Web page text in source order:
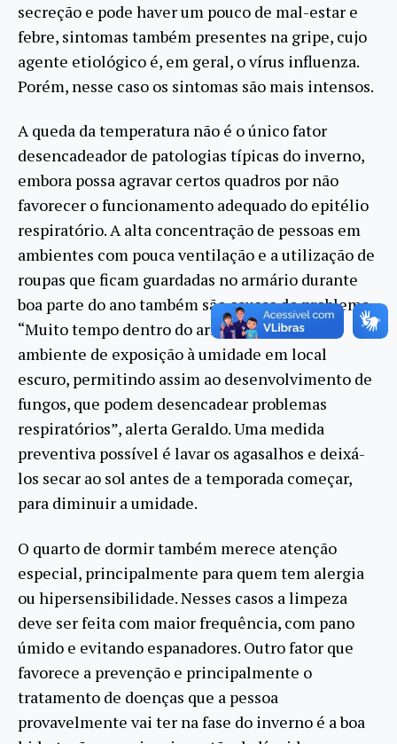
secreção e pode haver um pouco de mal-estar e
febre, sintomas também presentes na gripe, cujo
agente etiológico é, em geral, o vírus influenza.
Porém, nesse caso os sintomas são mais intensos.
A queda da temperatura não é o único fator
desencadeador de patologias típicas do inverno,
embora possa agravar certos quadros por não
favorecer o funcionamento adequado do epitélio
respiratório. A alta concentração de pessoas em
ambientes com pouca ventilação e a utilização de
roupas que ficam guardadas no armário durante
boa parte do ano também são causas do problema.
“Muito tempo dentro do armário propicia um
ambiente de exposição à umidade em local
escuro, permitindo assim ao desenvolvimento de
fungos, que podem desencadear problemas
respiratórios”, alerta Geraldo. Uma medida
preventiva possível é lavar os agasalhos e deixá-
los secar ao sol antes de a temporada começar,
para diminuir a umidade.
O quarto de dormir também merece atenção
especial, principalmente para quem tem alergia
ou hipersensibilidade. Nesses casos a limpeza
deve ser feita com maior frequência, com pano
úmido e evitando espanadores. Outro fator que
favorece a prevenção e principalmente o
tratamento de doenças que a pessoa
provavelmente vai ter na fase do inverno é a boa